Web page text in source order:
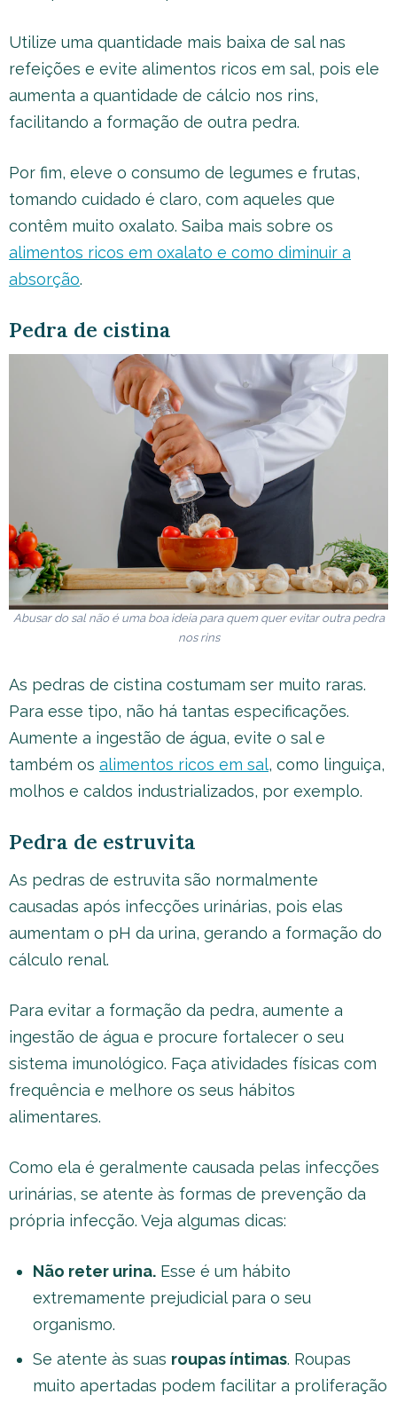
Utilize uma quantidade mais baixa de sal nas
refeições e evite alimentos ricos em sal, pois ele
aumenta a quantidade de cálcio nos rins,
facilitando a formação de outra pedra.
Por fim, eleve o consumo de legumes e frutas,
tomando cuidado é claro, com aqueles que
contêm muito oxalato. Saiba mais sobre os
alimentos ricos em oxalato e como diminuir a
absorção.
Pedra de cistina
Abusar do sal não é uma boa ideia para quem quer evitar outra pedra
nos rins
As pedras de cistina costumam ser muito raras.
Para esse tipo, não há tantas especificações.
Aumente a ingestão de água, evite o sal e
também os alimentos ricos em sal, como linguiça,
molhos e caldos industrializados, por exemplo.
Pedra de estruvita
As pedras de estruvita são normalmente
causadas após infecções urinárias, pois elas
aumentam o pH da urina, gerando a formação do
cálculo renal.
Para evitar a formação da pedra, aumente a
ingestão de água e procure fortalecer o seu
sistema imunológico. Faça atividades físicas com
frequência e melhore os seus hábitos
alimentares.
Como ela é geralmente causada pelas infecções
urinárias, se atente às formas de prevenção da
própria infecção. Veja algumas dicas:
Não reter urina. Esse é um hábito
extremamente prejudicial para o seu
organismo.
Se atente às suas roupas íntimas. Roupas
muito apertadas podem facilitar a proliferação